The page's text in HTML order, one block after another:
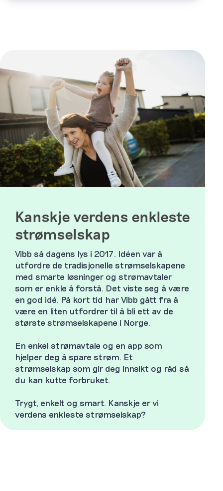
Kanskje verdens enkleste
strømselskap
Vibb så dagens lys i 2017. Idéen var å
utfordre de tradisjonelle strømselskapene
med smarte løsninger og strømavtaler
som er enkle å forstå. Det viste seg å være
en god idé. På kort tid har Vibb gått fra å
være en liten utfordrer til å bli ett av de
største strømselskapene i Norge.
En enkel strømavtale og en app som
hjelper deg å spare strøm. Et
strømselskap som gir deg innsikt og råd så
du kan kutte forbruket.
Trygt, enkelt og smart. Kanskje er vi
verdens enkleste strømselskap?